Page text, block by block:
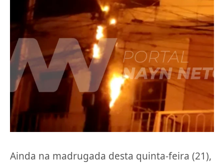
Ainda na madrugada desta quinta-feira (21),